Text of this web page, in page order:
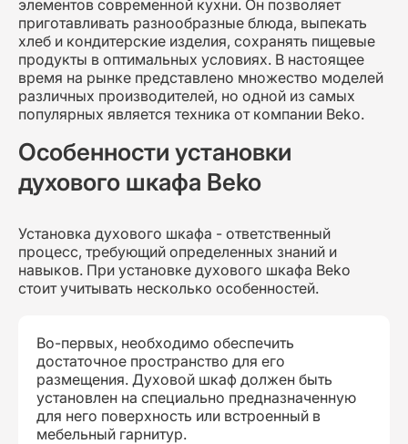
элементов современной кухни. Он позволяет
приготавливать разнообразные блюда, выпекать
хлеб и кондитерские изделия, сохранять пищевые
продукты в оптимальных условиях. В настоящее
время на рынке представлено множество моделей
различных производителей, но одной из самых
популярных является техника от компании Beko.
Особенности установки
духового шкафа Beko
Установка духового шкафа - ответственный
процесс, требующий определенных знаний и
навыков. При установке духового шкафа Beko
стоит учитывать несколько особенностей.
Во-первых, необходимо обеспечить
достаточное пространство для его
размещения. Духовой шкаф должен быть
установлен на специально предназначенную
для него поверхность или встроенный в
мебельный гарнитур.